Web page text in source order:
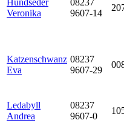
Hundseder
Veronika
08237
9607-14
Katzenschwanz
Eva
08237
9607-29
Ledabyll
Andrea
08237
9607-0